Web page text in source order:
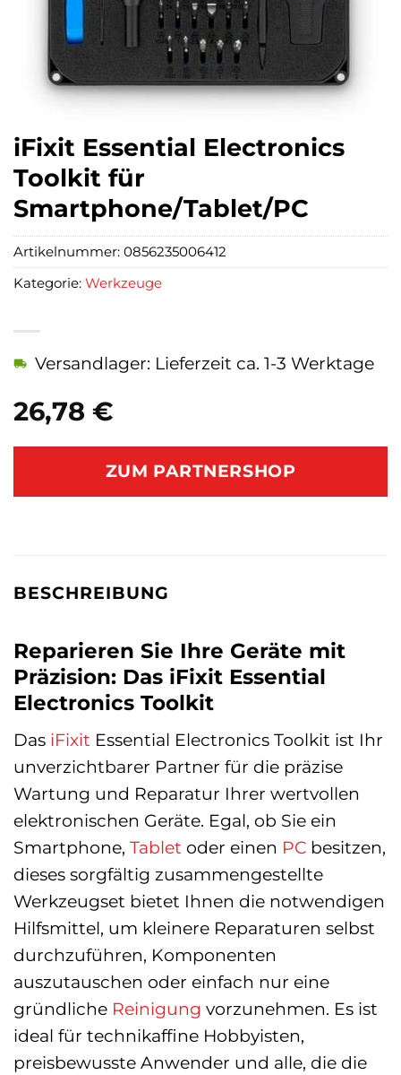
iFixit Essential Electronics
Toolkit für
Smartphone/Tablet/PC
26,78 €
Versandlager: Lieferzeit ca. 1-3 Werktage
ZUM PARTNERSHOP
Artikelnummer: 0856235006412
Kategorie: Werkzeuge
BESCHREIBUNG
Reparieren Sie Ihre Geräte mit
Präzision: Das iFixit Essential
Electronics Toolkit
Das iFixit Essential Electronics Toolkit ist Ihr
unverzichtbarer Partner für die präzise
Wartung und Reparatur Ihrer wertvollen
elektronischen Geräte. Egal, ob Sie ein
Smartphone, Tablet oder einen PC besitzen,
dieses sorgfältig zusammengestellte
Werkzeugset bietet Ihnen die notwendigen
Hilfsmittel, um kleinere Reparaturen selbst
durchzuführen, Komponenten
auszutauschen oder einfach nur eine
gründliche Reinigung vorzunehmen. Es ist
ideal für technikaffine Hobbyisten,
preisbewusste Anwender und alle, die die